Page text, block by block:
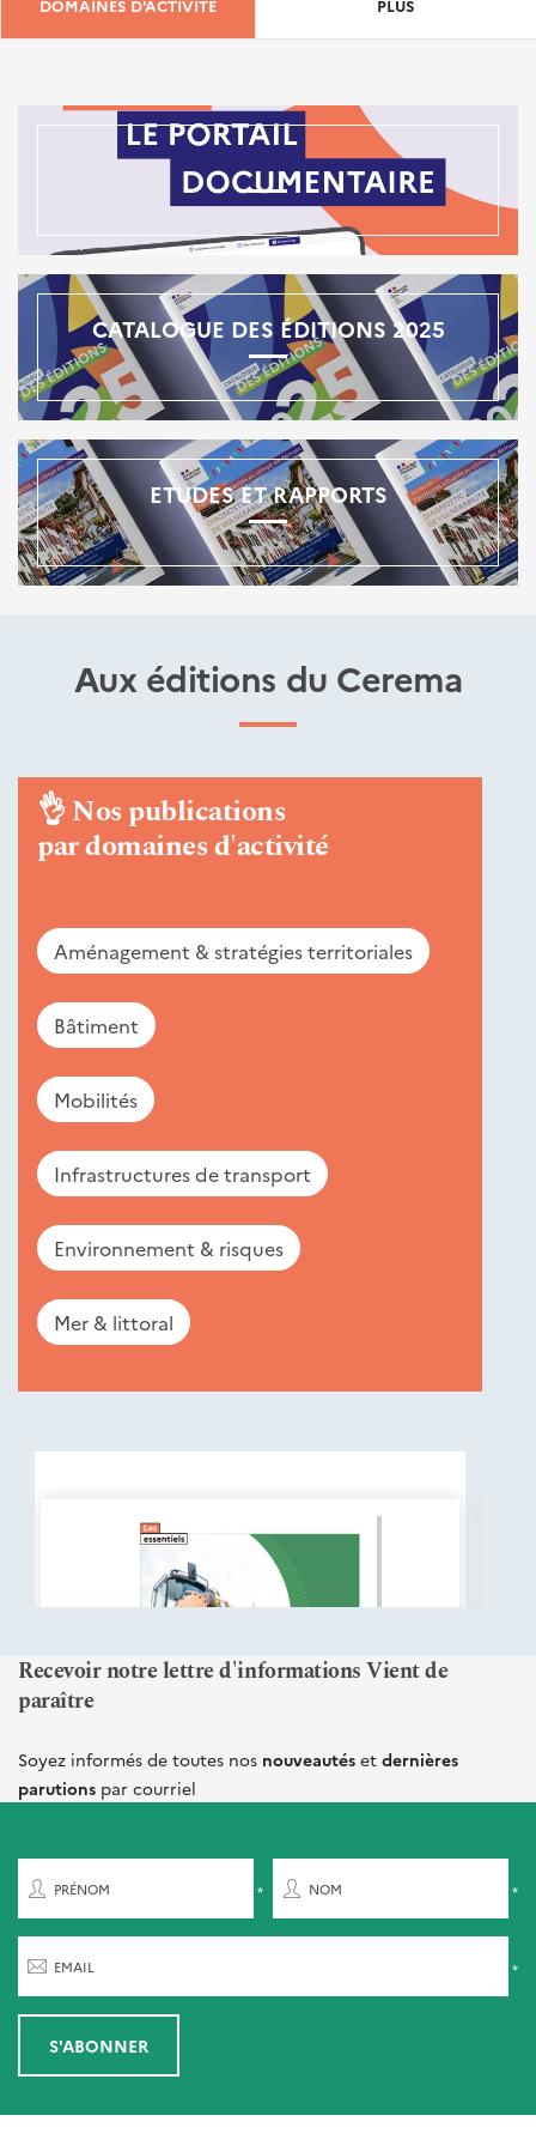
DOMAINES D'ACTIVITÉ PLUS
CATALOGUE DES ÉDITIONS 2025
ETUDES ET RAPPORTS
Aux éditions du Cerema
👌Nos publications
par domaines d'activité
Aménagement & stratégies territoriales
Bâtiment
Mobilités
Infrastructures de transport
Environnement & risques
Mer & littoral
Nouveautés
Recevoir notre lettre d'informations Vient de
paraître
Soyez informés de toutes nos nouveautés et dernières
parutions par courriel
PRÉNOM NOM
EMAIL
S'ABONNER